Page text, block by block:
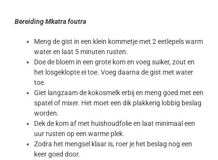
Bereiding Mkatra foutra
Meng de gist in een klein kommetje met 2 eetlepels warm
water en laat 5 minuten rusten.
Doe de bloem in een grote kom en voeg suiker, zout en
het losgeklopte ei toe. Voeg daarna de gist met water
toe.
Giet langzaam de kokosmelk erbij en meng goed met een
spatel of mixer. Het moet een dik plakkerig lobbig beslag
worden.
Dek de kom af met huishoudfolie en laat minimaal een
uur rusten op een warme plek.
Zodra het mengsel klaar is, roer je het beslag nog een
keer goed door.